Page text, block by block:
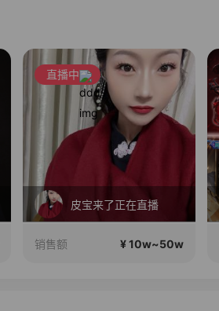
直播中
皮宝来了正在直播
销售额 ¥ 10w~50w